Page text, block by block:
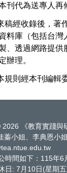
刊代為送專人再
稿經收錄後，著
料庫（包括台灣
、透過網路提供
辦理。
規則經本刊編輯
《教育實踐與
蓁小姐、李典恩小姐
時間如下：115年6
日: 7月10日(星期